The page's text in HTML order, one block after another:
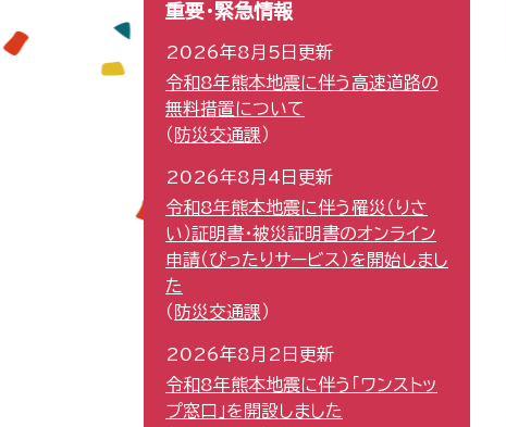
重要・緊急情報
2026年8月5日更新
令和8年熊本地震に伴う高速道路の
無料措置について
防災交通課
2026年8月4日更新
令和8年熊本地震に伴う罹災（りさ
い）証明書・被災証明書のオンライン
申請（ぴったりサービス）を開始しまし
た
防災交通課
2026年8月2日更新
令和8年熊本地震に伴う「ワンストッ
プ窓口」を開設しました